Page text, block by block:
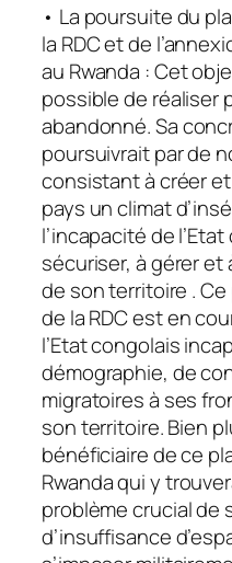
• La poursuite du
la RDC et de
au Rwanda : Cet
possible de réaliser
abandonné. Sa
poursuivrait par de
consistant à créer et
pays un climat
l’incapacité de
sécuriser, à gérer
de son territoire .
de la RDC est en
l’Etat congolais
démographie, de
migratoires à ses
son territoire. Bien
bénéficiaire de ce
Rwanda qui y
problème crucial de
d’insuffisance